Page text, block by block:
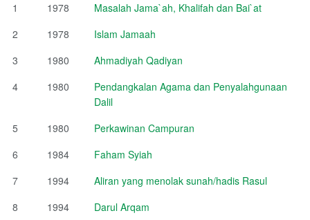
1
1978
Masalah Jama`ah, Khalifah dan Bai`at
2
1978
Islam Jamaah
3
1980
Ahmadiyah Qadiyan
4
1980
Pendangkalan Agama dan Penyalahgunaan
Dalil
5
1980
Perkawinan Campuran
6
1984
Faham Syiah
7
1994
Aliran yang menolak sunah/hadis Rasul
8
1994
Darul Arqam